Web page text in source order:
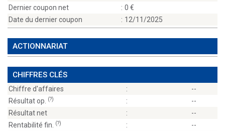
Dernier coupon net
: 0
Date du dernier coupon
: 12/11/2025
ACTIONNARIAT
CHIFFRES CLÉS
Chiffre d'affaires :
--
Résultat op.
(?) :
--
Résultat net
:
--
Rentabilité fin.
(?) :
--